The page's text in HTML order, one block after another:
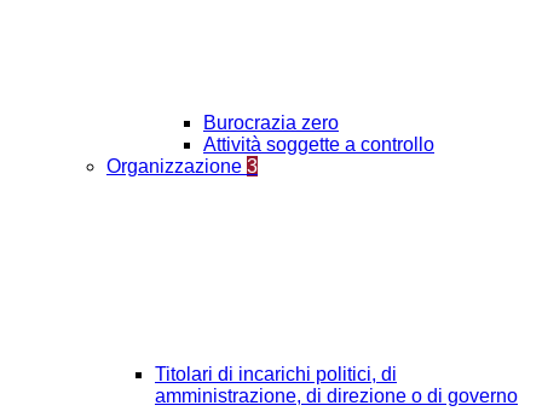
Burocrazia zero
Attività soggette a controllo
Organizzazione 3
Titolari di incarichi politici, di
amministrazione, di direzione o di governo